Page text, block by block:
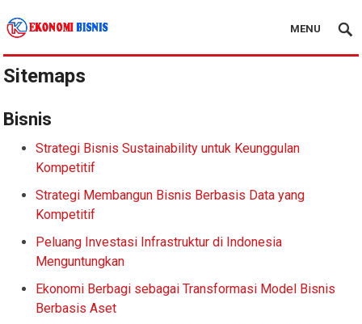
Kanal Ekonomi Bisnis
MENU
Sitemaps
Bisnis
Strategi Bisnis Sustainability untuk Keunggulan
Kompetitif
Strategi Membangun Bisnis Berbasis Data yang
Kompetitif
Peluang Investasi Infrastruktur di Indonesia
Menguntungkan
Ekonomi Berbagi sebagai Transformasi Model Bisnis
Berbasis Aset